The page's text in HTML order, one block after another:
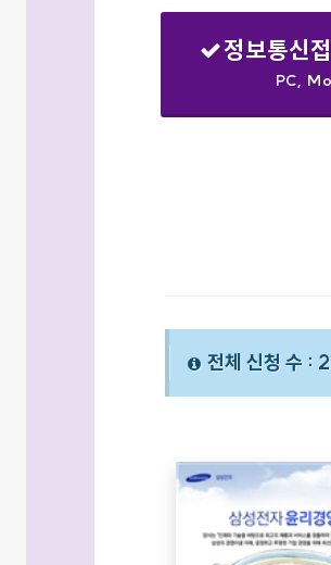
정보통신
PC,
전체 신청 수 :